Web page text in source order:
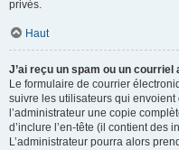
privés.
Haut
J’ai reçu un spam ou un courriel
Le formulaire de courrier
suivre les utilisateurs qui
l’administrateur une copie
d’inclure l’en-tête (il contient des
L’administrateur pourra alors